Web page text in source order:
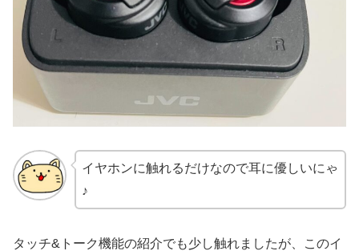
イヤホンに触れるだけなので耳に優しいにゃ
♪
タッチ&トーク機能の紹介でも少し触れましたが、このイ